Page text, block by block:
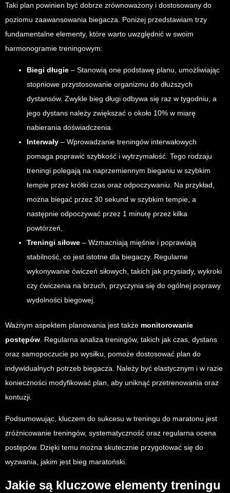
Taki plan powinien być dobrze zrównoważony i dostosowany do
poziomu zaawansowania biegacza. Poniżej przedstawiam trzy
fundamentalne elementy, które warto uwzględnić w swoim
harmonogramie treningowym:
Biegi długie – Stanowią one podstawę planu, umożliwiając
stopniowe przystosowanie organizmu do dłuższych
dystansów. Zwykle bieg długi odbywa się raz w tygodniu, a
jego dystans należy zwiększać o około 10% w miarę
nabierania doświadczenia.
Interwały – Wprowadzanie treningów interwałowych
pomaga poprawić szybkość i wytrzymałość. Tego rodzaju
treningi polegają na naprzemiennym bieganiu w szybkim
tempie przez krótki czas oraz odpoczywaniu. Na przykład,
można biegać przez 30 sekund w szybkim tempie, a
następnie odpoczywać przez 1 minutę przez kilka
powtórzeń.
Treningi siłowe – Wzmacniają mięśnie i poprawiają
stabilność, co jest istotne dla biegaczy. Regularne
wykonywanie ćwiczeń siłowych, takich jak przysiady, wykroki
czy ćwiczenia na brzuch, przyczynia się do ogólnej poprawy
wydolności biegowej.
Ważnym aspektem planowania jest także monitorowanie
postępów. Regularna analiza treningów, takich jak czas, dystans
oraz samopoczucie po wysiłku, pomoże dostosować plan do
indywidualnych potrzeb biegacza. Należy być elastycznym i w razie
konieczności modyfikować plan, aby uniknąć przetrenowania oraz
kontuzji.
Podsumowując, kluczem do sukcesu w treningu do maratonu jest
zróżnicowanie treningów, systematyczność oraz regularna ocena
postępów. Dzięki temu można skutecznie przygotować się do
wyzwania, jakim jest bieg maratoński.
Jakie są kluczowe elementy treningu